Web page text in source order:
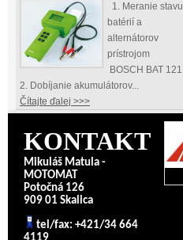
1. Meranie stavu
batérií a
alternátorov
prístrojom
BOSCH BAT 121
2. Dobíjanie akumulátorov...
Čítajte ďalej >>>
KONTAKT
Mikuláš Matula -
MOTOMAT
Potočná 126
909 01 Skalica
tel/fax: +421/34 664